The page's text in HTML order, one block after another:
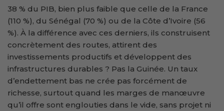
38 % du PIB, bien plus faible que celle de la France
(110 %), du Sénégal (70 %) ou de la Côte d’Ivoire (56
%). À la différence avec ces derniers, ils construisent
concrètement des routes, attirent des
investissements productifs et développent des
infrastructures durables ? Pas la Guinée. Un taux
d’endettement bas ne crée pas forcément de
richesse, surtout quand les marges de manœuvre
qu’il offre sont englouties dans le vide, sans projet ni